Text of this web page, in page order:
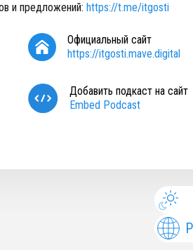
и предложений: https://t.me/itgosti
Официальный сайт
https://itgosti.mave.digital
Добавить подкаст на сайт
Embed Podcast